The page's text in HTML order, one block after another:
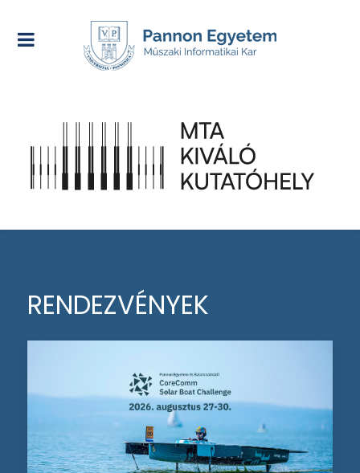
RENDEZVÉNYEK